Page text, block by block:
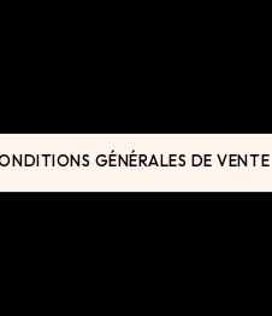
GÉNÉRALES DE VENTE